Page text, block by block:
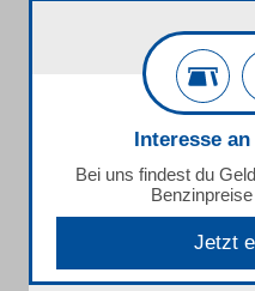
Interesse
Bei uns findest du
Jetzt